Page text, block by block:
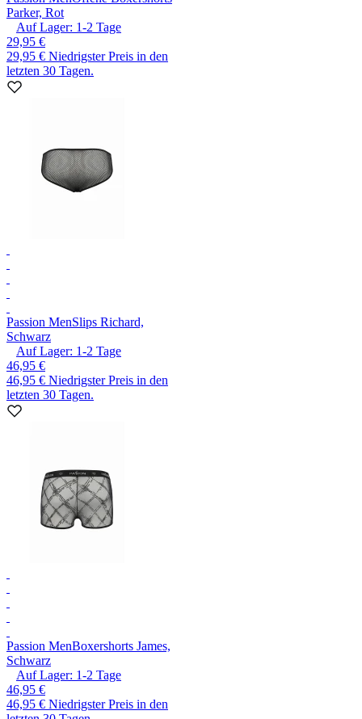
Parker, Rot
Auf Lager: 1-2 Tage
29,95 €
29,95 € Niedrigster Preis in den
letzten 30 Tagen.
Passion MenSlips Richard,
Schwarz
Auf Lager: 1-2 Tage
46,95 €
46,95 € Niedrigster Preis in den
letzten 30 Tagen.
Passion MenBoxershorts James,
Schwarz
Auf Lager: 1-2 Tage
46,95 €
46,95 € Niedrigster Preis in den